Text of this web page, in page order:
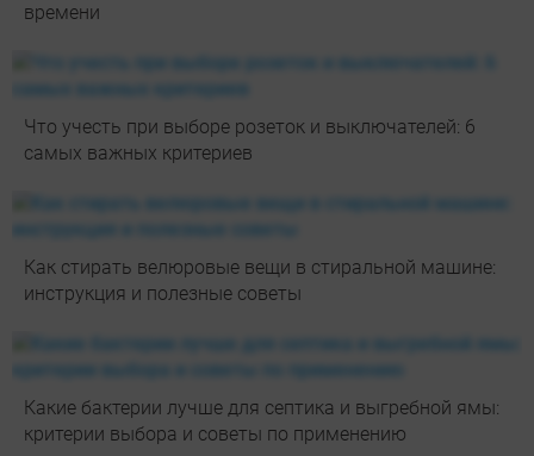
времени
Что учесть при выборе розеток и выключателей: 6
самых важных критериев
Как стирать велюровые вещи в стиральной машине:
инструкция и полезные советы
Какие бактерии лучше для септика и выгребной ямы:
критерии выбора и советы по применению